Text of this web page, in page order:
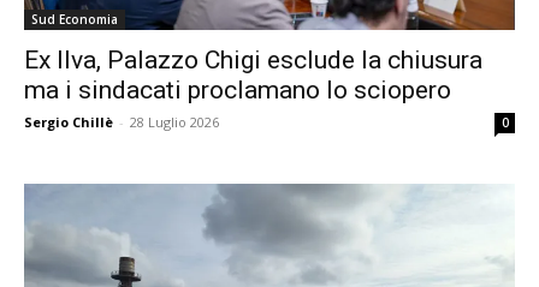
Sud Economia
Ex Ilva, Palazzo Chigi esclude la chiusura
ma i sindacati proclamano lo sciopero
Sergio Chillè - 28 Luglio 2026 0